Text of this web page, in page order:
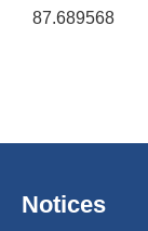
87.689568
Notices